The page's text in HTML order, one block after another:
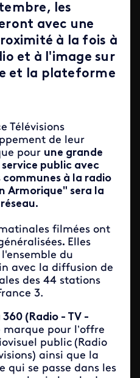
les
avec une
à la fois à
et à l'image sur
et la plateforme
Télévisions
de leur
pour une grande
public avec
à la radio
Armorique" sera la
filmées ont
. Elles
du
avec la diffusion de
des 44 stations
3.
(Radio - TV -
marque pour l’offre
public (Radio
ainsi que la
qui se passe dans les